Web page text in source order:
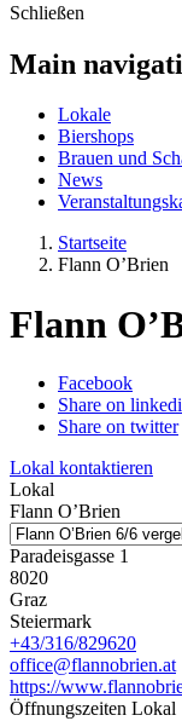
Schließen
Main
Lokale
Biershops
Brauen und
News
Startseite
Flann O’Brien
Flann
Facebook
Share on
Share on twitter
Lokal kontaktieren
Lokal
Flann O’Brien
Paradeisgasse 1
8020
Graz
Steiermark
+43/316/829620
office@flannobrien.at
https://
Öffnungszeiten Lokal